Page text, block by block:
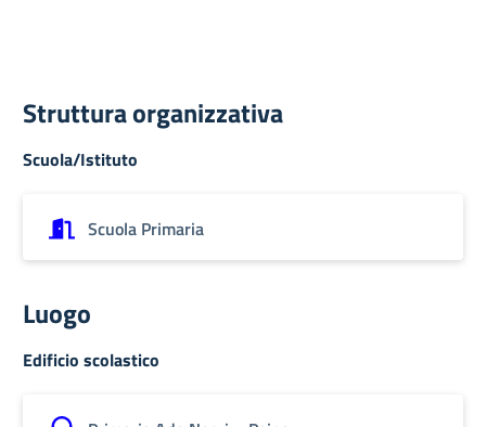
Struttura organizzativa
Scuola/Istituto
Scuola Primaria
Luogo
Edificio scolastico